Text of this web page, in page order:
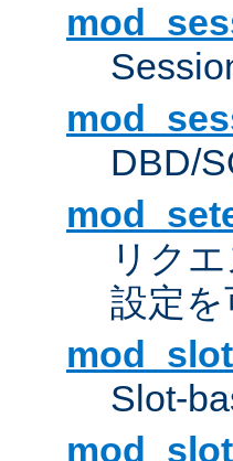
DBD/
リク
設定を
Slot-